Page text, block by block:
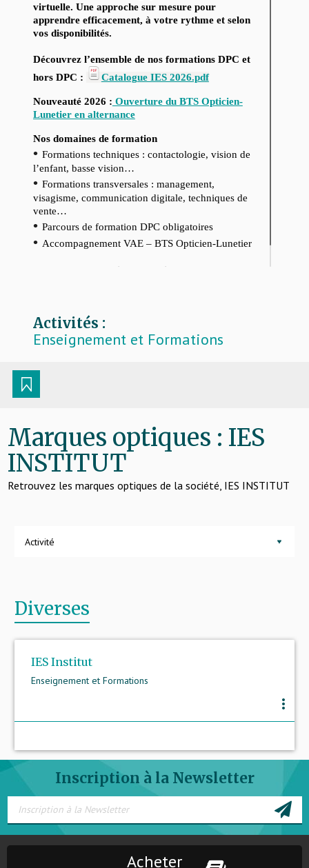
virtuelle. Une approche sur mesure pour
apprendre efficacement, à votre rythme et selon
vos disponibilités.
Découvrez l’ensemble de nos formations DPC et
hors DPC :
Catalogue IES 2026.pdf
Nouveauté 2026 : Ouverture du BTS Opticien-
Lunetier en alternance
Nos domaines de formation
• Formations techniques : contactologie, vision de
l’enfant, basse vision…
• Formations transversales : management,
visagisme, communication digitale, techniques de
vente…
• Parcours de formation DPC obligatoires
• Accompagnement VAE – BTS Opticien-Lunetier
IES, votre partenaire formation tout au long de
Activités :
Enseignement et Formations
Marques optiques : IES
INSTITUT
Retrouvez les marques optiques de la société, IES INSTITUT
Activité
Diverses
IES Institut
Enseignement et Formations
more_vert
Inscription à la Newsletter
Acheter